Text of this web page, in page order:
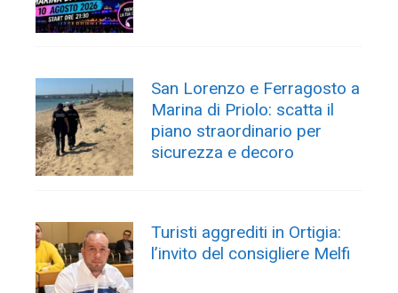
San Lorenzo e Ferragosto a
Marina di Priolo: scatta il
piano straordinario per
sicurezza e decoro
Turisti aggrediti in Ortigia:
l’invito del consigliere Melfi